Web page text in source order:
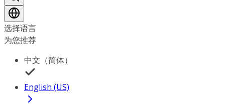
选择语言
为您推荐
中文（简体）
English (US)